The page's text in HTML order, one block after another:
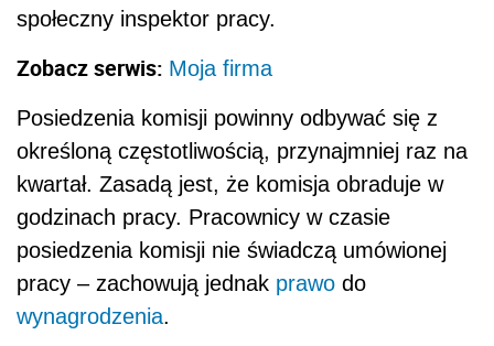
społeczny inspektor pracy.
Zobacz serwis: Moja firma
Posiedzenia komisji powinny odbywać się z
określoną częstotliwością, przynajmniej raz na
kwartał. Zasadą jest, że komisja obraduje w
godzinach pracy. Pracownicy w czasie
posiedzenia komisji nie świadczą umówionej
pracy – zachowują jednak prawo do
wynagrodzenia.